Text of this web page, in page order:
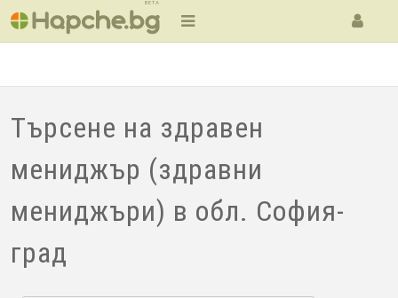
BETA
Търсене на здравен
мениджър (здравни
мениджъри) в обл. София-
град